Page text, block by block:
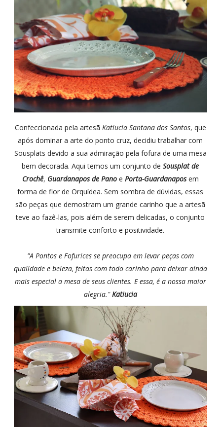
Confeccionada pela artesã Katiucia Santana dos Santos, que
após dominar a arte do ponto cruz, decidiu trabalhar com
Sousplats devido a sua admiração pela fofura de uma mesa
bem decorada. Aqui temos um conjunto deSousplat de
Crochê, Guardanapos de Panoe Porta-Guardanaposem
forma de flor de Orquídea. Sem sombra de dúvidas, essas
são peças que demostram um grande carinho que a artesã
teve ao fazê-las, pois além de serem delicadas, o conjunto
transmite conforto e positividade.
"A Pontos e Fofurices se preocupa em levar peças com
qualidade e beleza, feitas com todo carinho para deixar ainda
mais especial a mesa de seus clientes. E essa, é a nossa maior
alegria."Katiucia